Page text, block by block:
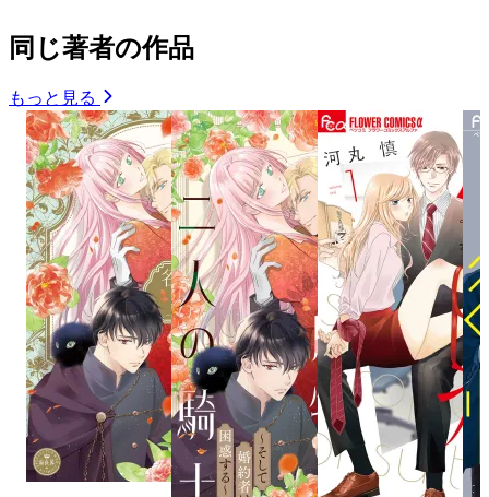
同じ著者の作品
もっと見る